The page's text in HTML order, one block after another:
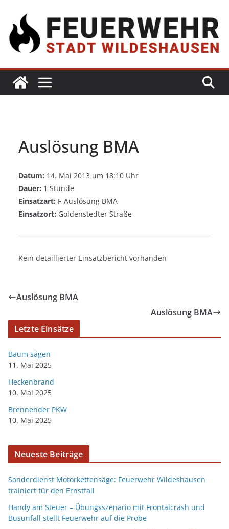
Auslösung BMA
Datum: 14. Mai 2013 um 18:10 Uhr
Dauer: 1 Stunde
Einsatzart: F-Auslösung BMA
Einsatzort: Goldenstedter Straße
Kein detaillierter Einsatzbericht vorhanden
Auslösung BMA
Auslösung BMA
Letzte Einsätze
Baum sägen
11. Mai 2025
Heckenbrand
10. Mai 2025
Brennender PKW
10. Mai 2025
Neueste Beiträge
Sonderdienst Motorkettensäge: Feuerwehr Wildeshausen
trainiert für den Ernstfall
Handy am Steuer – Übungsszenario mit Frontalcrash und
Busunfall stellt Feuerwehr auf die Probe